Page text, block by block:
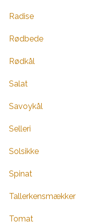
Radise
Rødbede
Rødkål
Salat
Savoykål
Selleri
Solsikke
Spinat
Tallerkensmækker
Tomat